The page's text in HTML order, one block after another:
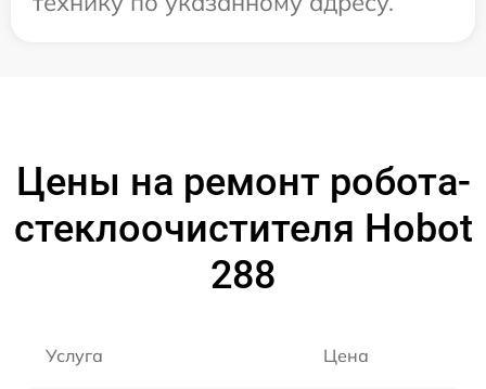
Цены на ремонт робота-
стеклоочистителя Hobot
288
Услуга Цена